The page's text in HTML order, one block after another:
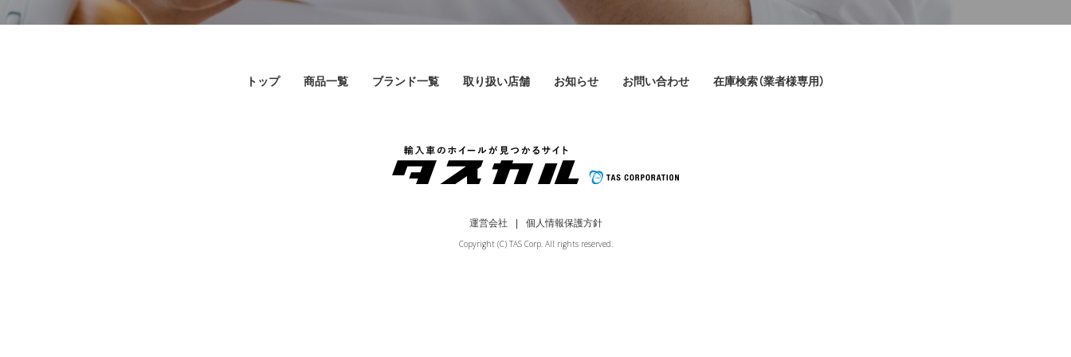
トップ 商品一覧 ブランド一覧 取り扱い店舗 お知らせ お問い合わせ 在庫検索（業者様専用）
運営会社
個人情報保護方針
Copyright (C) TAS Corp. All rights reserved.